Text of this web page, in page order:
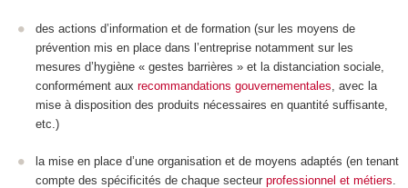
des actions d’information et de formation (sur les moyens de
prévention mis en place dans l’entreprise notamment sur les
mesures d’hygiène « gestes barrières » et la distanciation sociale,
conformément aux recommandations gouvernementales, avec la
mise à disposition des produits nécessaires en quantité suffisante,
etc.)
la mise en place d’une organisation et de moyens adaptés (en tenant
compte des spécificités de chaque secteur professionnel et métiers